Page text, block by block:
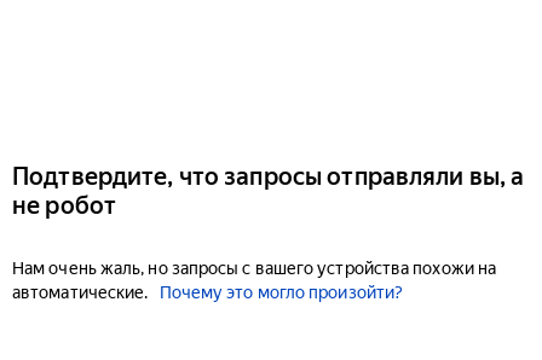
Подтвердите, что запросы отправляли вы, а
не робот
Нам очень жаль, но запросы с вашего устройства похожи на
автоматические.
Почему это могло произойти?